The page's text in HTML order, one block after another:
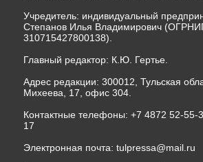
Учредитель: индивидуальный
Степанов Илья Владимирович
310715427800138).
Главный редактор: К.Ю. Гертье.
Адрес редакции: 300012, Тульская
Михеева, 17, офис 304.
Контактные телефоны: +7 4872 52-55-
17
Электронная почта: tulpressa@mail.ru